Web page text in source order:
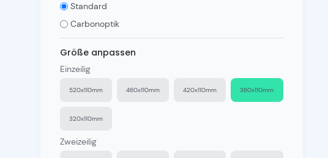
Standard
Carbonoptik
Größe anpassen
Einzeilig
520x110mm 460x110mm 420x110mm 360x110mm
320x110mm
Zweizeilig